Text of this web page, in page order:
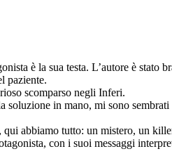
è la sua testa. L’autore è stato
paziente.
scomparso negli Inferi.
in mano, mi sono
abbiamo tutto: un mistero, un
con i suoi messaggi